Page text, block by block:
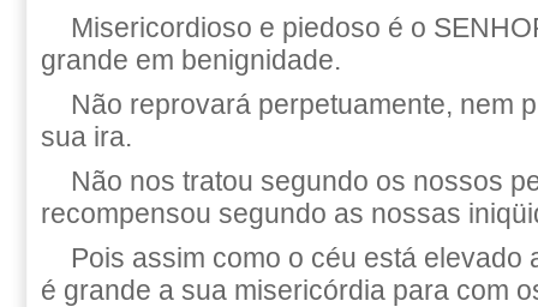
Misericordioso e piedoso é o
grande em benignidade.
Não reprovará perpetuamente, nem
sua ira.
Não nos tratou segundo os nossos
recompensou segundo as nossas
Pois assim como o céu está elevado
é grande a sua misericórdia para com